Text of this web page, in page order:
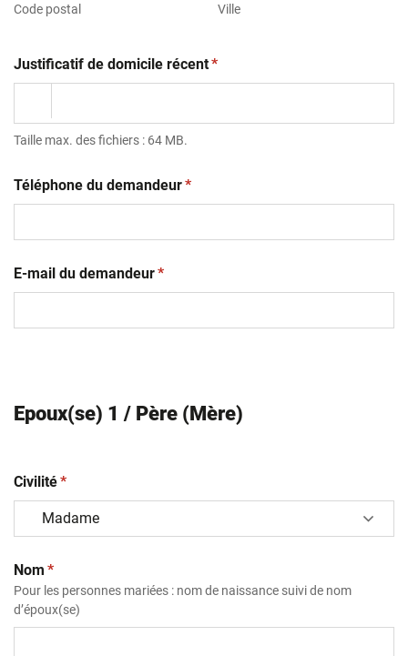
Code postal Ville
Justificatif de domicile récent(obligatoire)
*
Taille max. des fichiers : 64 MB.
Téléphone du demandeur(obligatoire)
*
E-mail du demandeur(obligatoire)
*
Epoux(se) 1 / Père (Mère)
Civilité(obligatoire)
*
Nom (obligatoire)
*
Pour les personnes mariées : nom de naissance suivi de nom
d’époux(se)